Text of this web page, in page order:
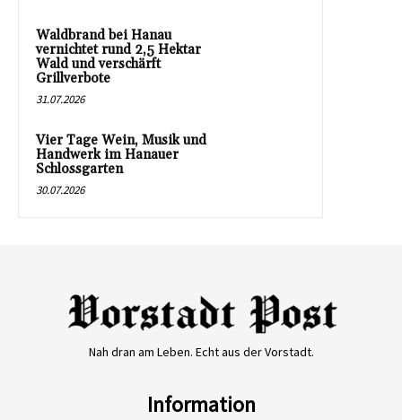
Waldbrand bei Hanau
vernichtet rund 2,5 Hektar
Wald und verschärft
Grillverbote
31.07.2026
Vier Tage Wein, Musik und
Handwerk im Hanauer
Schlossgarten
30.07.2026
Nah dran am Leben. Echt aus der Vorstadt.
Information